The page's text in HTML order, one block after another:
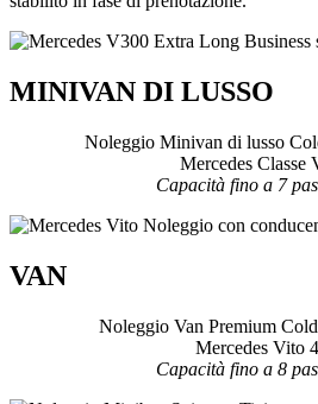
MINIVAN DI LUSSO
Noleggio Minivan di lusso
Mercedes Classe
Capacità fino a 7
VAN
Noleggio Van Premium
Mercedes Vito
Capacità fino a 8